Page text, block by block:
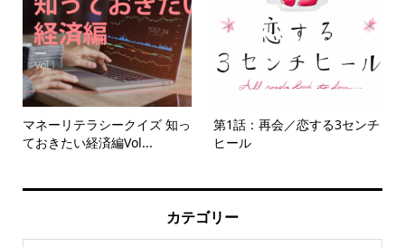
マネーリテラシークイズ 知っ
ておきたい経済編Vol...
第1話：再会／恋する3センチ
ヒール
カテゴリー